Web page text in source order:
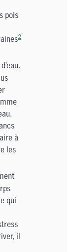
pois
2
à
les
qui
il